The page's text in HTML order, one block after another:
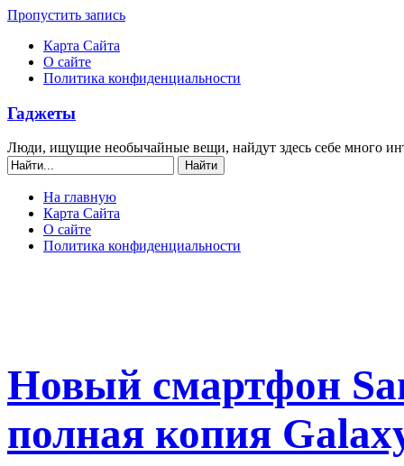
Пропустить запись
Карта Сайта
О сайте
Политика конфиденциальности
Гаджеты
Люди, ищущие необычайные вещи, найдут здесь себе много
На главную
Карта Сайта
О сайте
Политика конфиденциальности
Новый смартфон
полная копия